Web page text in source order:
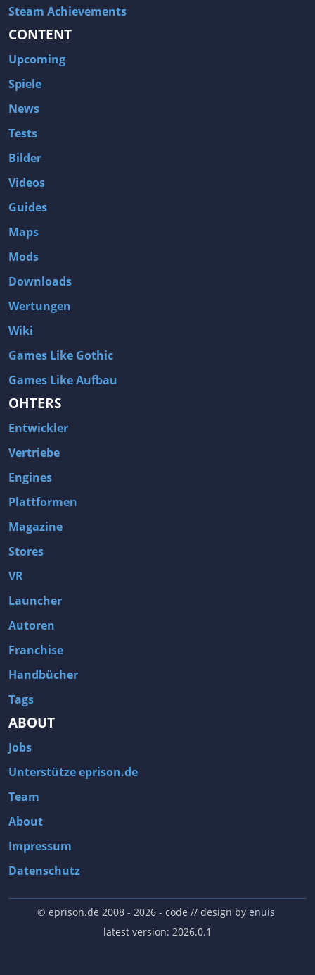
Steam Achievements
CONTENT
Upcoming
Spiele
News
Tests
Bilder
Videos
Guides
Maps
Mods
Downloads
Wertungen
Wiki
Games Like Gothic
Games Like Aufbau
OHTERS
Entwickler
Vertriebe
Engines
Plattformen
Magazine
Stores
VR
Launcher
Autoren
Franchise
Handbücher
Tags
ABOUT
Jobs
Unterstütze eprison.de
Team
About
Impressum
Datenschutz
© eprison.de 2008 - 2026- code // design by enuis
latest version: 2026.0.1